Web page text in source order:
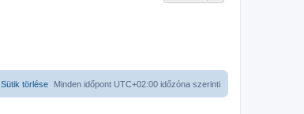
Minden időpont UTC+02:00 időzóna szerinti
Sütik törlése